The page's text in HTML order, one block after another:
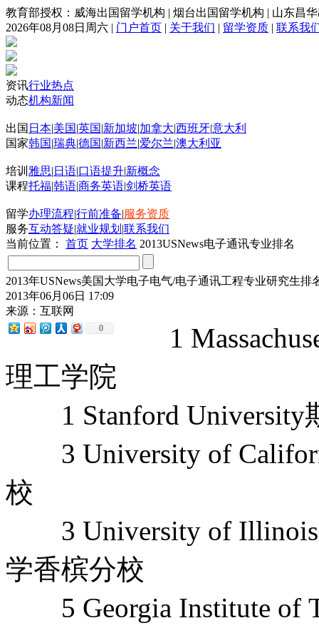
教育部授权：威海出国留学机构 | 烟台出国留学机构 | 山东昌
2026年08月08日周六 | 门户首页 | 关于我们 | 留学资质 | 联系我
资讯行业热点
动态机构新闻
出国 日本|美国|英国|新加坡|加拿大|西班牙|意大利
国家韩国|瑞典|德国|新西兰|爱尔兰|澳大利亚
培训 雅思| 日语|口语提升|新概念
课程托福|韩语|商务英语|剑桥英语
留学办理流程|行前准备|服务资质
服务互动答疑|就业规划 |联系我们
当前位置：
首页 大学排名 2013USNews电子通讯专业排名
2013年USNews美国大学电子电气/电子通讯工程专业研究生排
2013年06月06日 17:09
来源：互联网
0
1
理工学院
1 Stanford University
3 University of
校
3 University of Illinois
学香槟分校
5 Georgia Institute of